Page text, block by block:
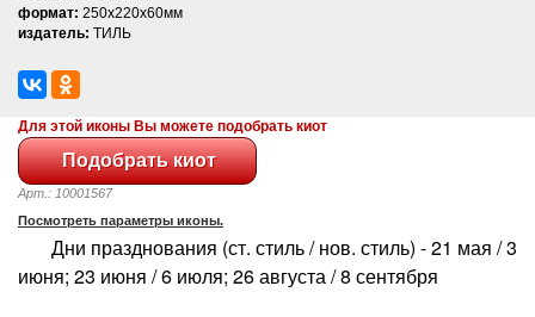
формат: 250x220x60мм
издатель: ТИЛЬ
Для этой иконы Вы можете подобрать киот
Арт.: 10001567
Посмотреть параметры иконы.
Дни празднования (ст. стиль / нов. стиль) - 21 мая / 3
июня; 23 июня / 6 июля; 26 августа / 8 сентября